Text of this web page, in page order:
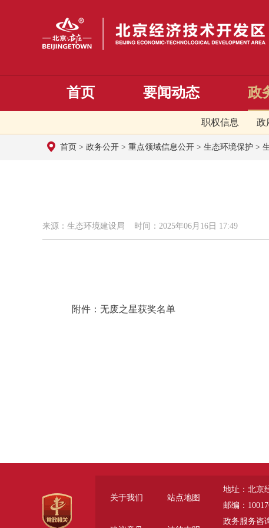
首页 要闻动态 政
职权信息 政
首页 > 政务公开 > 重点领域信息公开 > 生态环境保护 >
来源：生态环境建设局 时间：2025年06月16日 17:49
附件：无废之星获奖名单
关于我们 站点地图
地址：北京
邮编：
政务服务咨